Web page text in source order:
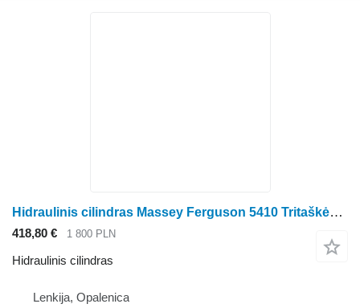
Hidraulinis cilindras Massey Ferguson 5410 Tritaškės pakabos cilindras 4302693M95 ratinio traktoriaus Massey Ferguson 5410
418,80 € 1 800 PLN
Hidraulinis cilindras
Lenkija, Opalenica